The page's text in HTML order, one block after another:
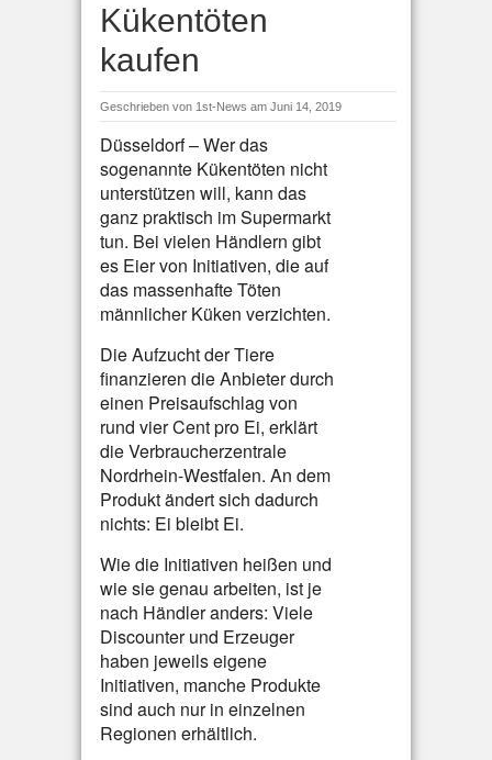
Kükentöten
kaufen
Geschrieben von 1st-News am Juni 14, 2019
Düsseldorf – Wer das
sogenannte Kükentöten nicht
unterstützen will, kann das
ganz praktisch im Supermarkt
tun. Bei vielen Händlern gibt
es Eier von Initiativen, die auf
das massenhafte Töten
männlicher Küken verzichten.
Die Aufzucht der Tiere
finanzieren die Anbieter durch
einen Preisaufschlag von
rund vier Cent pro Ei, erklärt
die Verbraucherzentrale
Nordrhein-Westfalen. An dem
Produkt ändert sich dadurch
nichts: Ei bleibt Ei.
Wie die Initiativen heißen und
wie sie genau arbeiten, ist je
nach Händler anders: Viele
Discounter und Erzeuger
haben jeweils eigene
Initiativen, manche Produkte
sind auch nur in einzelnen
Regionen erhältlich.